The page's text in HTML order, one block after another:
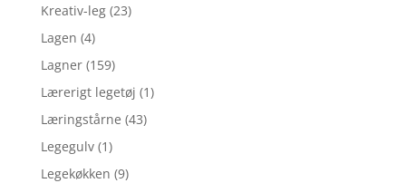
Kreativ-leg (23)
Lagen (4)
Lagner (159)
Lærerigt legetøj (1)
Læringstårne (43)
Legegulv (1)
Legekøkken (9)